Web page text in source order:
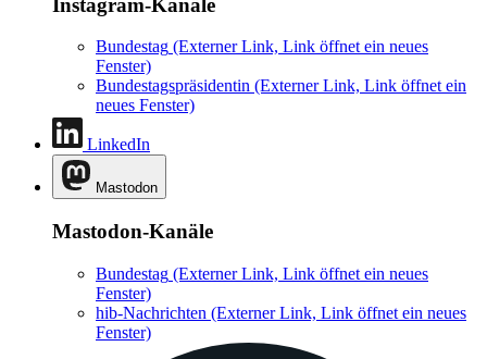
Bundestag (Externer Link, Link öffnet ein neues
Fenster)
Bundestagspräsidentin (Externer Link, Link öffnet ein
neues Fenster)
LinkedIn
Mastodon
Mastodon-Kanäle
Bundestag (Externer Link, Link öffnet ein neues
Fenster)
hib-Nachrichten (Externer Link, Link öffnet ein neues
Fenster)